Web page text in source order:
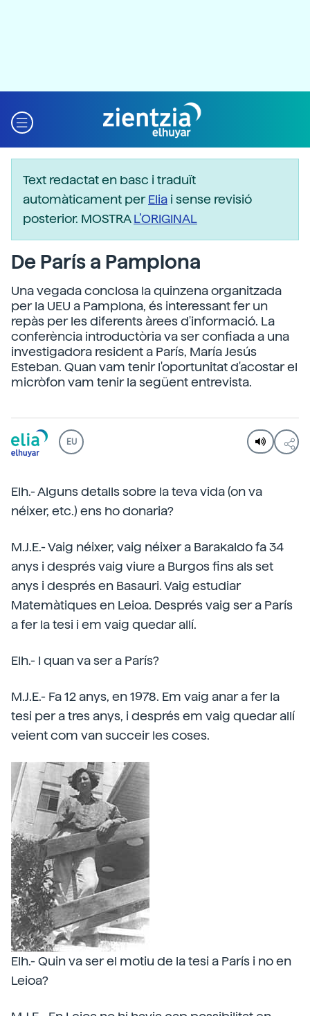
Text redactat en basc i traduït
automàticament perElia i sense revisió
posterior. MOSTRAL’ORIGINAL
De París a Pamplona
Una vegada conclosa la quinzena organitzada
per la UEU a Pamplona, és interessant fer un
repàs per les diferents àrees d'informació. La
conferència introductòria va ser confiada a una
investigadora resident a París, María Jesús
Esteban. Quan vam tenir l'oportunitat d'acostar el
micròfon vam tenir la següent entrevista.
EU
Elh.- Alguns detalls sobre la teva vida (on va
néixer, etc.) ens ho donaria?
M.J.E.- Vaig néixer, vaig néixer a Barakaldo fa 34
anys i després vaig viure a Burgos fins als set
anys i després en Basauri. Vaig estudiar
Matemàtiques en Leioa. Després vaig ser a París
a fer la tesi i em vaig quedar allí.
Elh.- I quan va ser a París?
M.J.E.- Fa 12 anys, en 1978. Em vaig anar a fer la
tesi per a tres anys, i després em vaig quedar allí
veient com van succeir les coses.
Elh.- Quin va ser el motiu de la tesi a París i no en
Leioa?